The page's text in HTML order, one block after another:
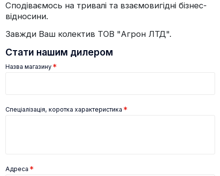
Сподіваємось на тривалі та взаємовигідні бізнес-
відносини.
Завжди Ваш колектив ТОВ "Агрон ЛТД".
Стати нашим дилером
Назва магазину
Спеціалізація, коротка характеристика
Адреса